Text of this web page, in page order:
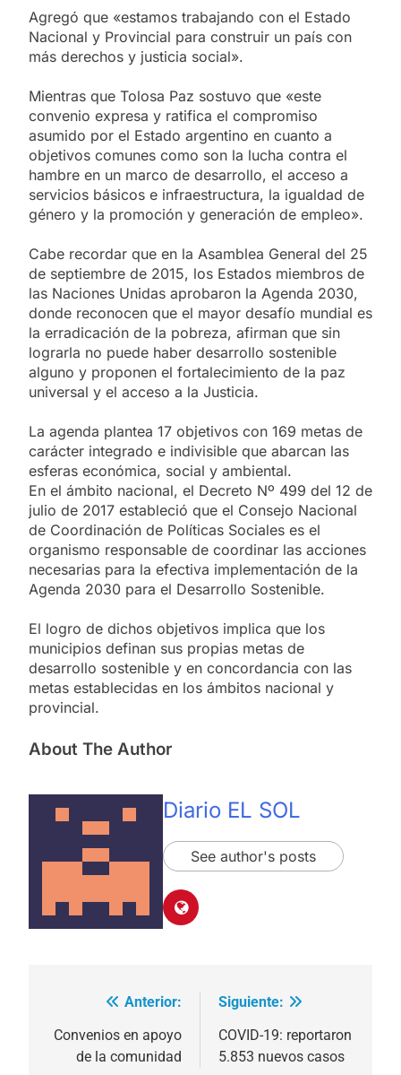
Agregó que «estamos trabajando con el Estado
Nacional y Provincial para construir un país con
más derechos y justicia social».
Mientras que Tolosa Paz sostuvo que «este
convenio expresa y ratifica el compromiso
asumido por el Estado argentino en cuanto a
objetivos comunes como son la lucha contra el
hambre en un marco de desarrollo, el acceso a
servicios básicos e infraestructura, la igualdad de
género y la promoción y generación de empleo».
Cabe recordar que en la Asamblea General del 25
de septiembre de 2015, los Estados miembros de
las Naciones Unidas aprobaron la Agenda 2030,
donde reconocen que el mayor desafío mundial es
la erradicación de la pobreza, afirman que sin
lograrla no puede haber desarrollo sostenible
alguno y proponen el fortalecimiento de la paz
universal y el acceso a la Justicia.
La agenda plantea 17 objetivos con 169 metas de
carácter integrado e indivisible que abarcan las
esferas económica, social y ambiental.
En el ámbito nacional, el Decreto Nº 499 del 12 de
julio de 2017 estableció que el Consejo Nacional
de Coordinación de Políticas Sociales es el
organismo responsable de coordinar las acciones
necesarias para la efectiva implementación de la
Agenda 2030 para el Desarrollo Sostenible.
El logro de dichos objetivos implica que los
municipios definan sus propias metas de
desarrollo sostenible y en concordancia con las
metas establecidas en los ámbitos nacional y
provincial.
About The Author
Diario EL SOL
See author's posts
Navegación
de
Anterior:
Convenios en apoyo
de la comunidad
Siguiente:
COVID-19: reportaron
5.853 nuevos casos